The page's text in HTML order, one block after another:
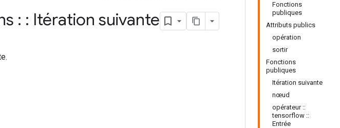
Fonctions
publiques
Attributs publics
opération
sortir
Fonctions
publiques
Itération suivante
nœud
opérateur ::
tensorflow ::
Entrée
: : Itération suivante